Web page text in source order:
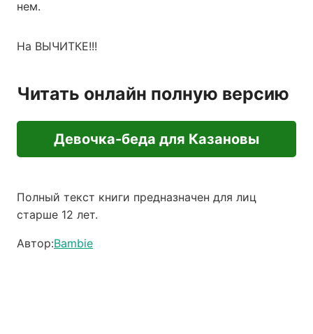
нем.
На ВЫЧИТКЕ!!!
Читать онлайн полную версию
Девочка-беда для Казановы
Полный текст книги предназначен для лиц
старше 12 лет.
Автор:Bambie